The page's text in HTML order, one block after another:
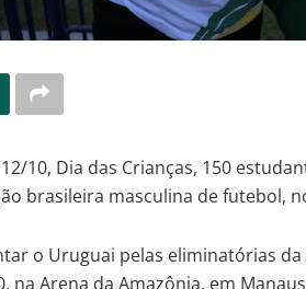
10, Dia das Crianças, 150
brasileira masculina de futebol,
o Uruguai pelas eliminatórias
na Arena da Amazônia, em